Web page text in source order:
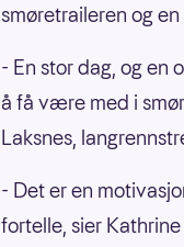
smøretraileren og
- En stor dag, og en
å få være med i
Laksnes,
- Det er en
fortelle, sier